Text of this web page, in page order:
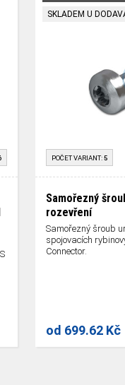
SKLADEM U
POČET VARIANT:5
Samořezný
rozevření
Samořezný šroub
spojovacích
Connector.
od 699.62 Kč